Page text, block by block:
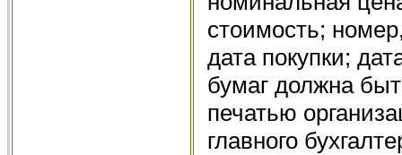
стоимость;
дата покупки;
бумаг должна
печатью
главного